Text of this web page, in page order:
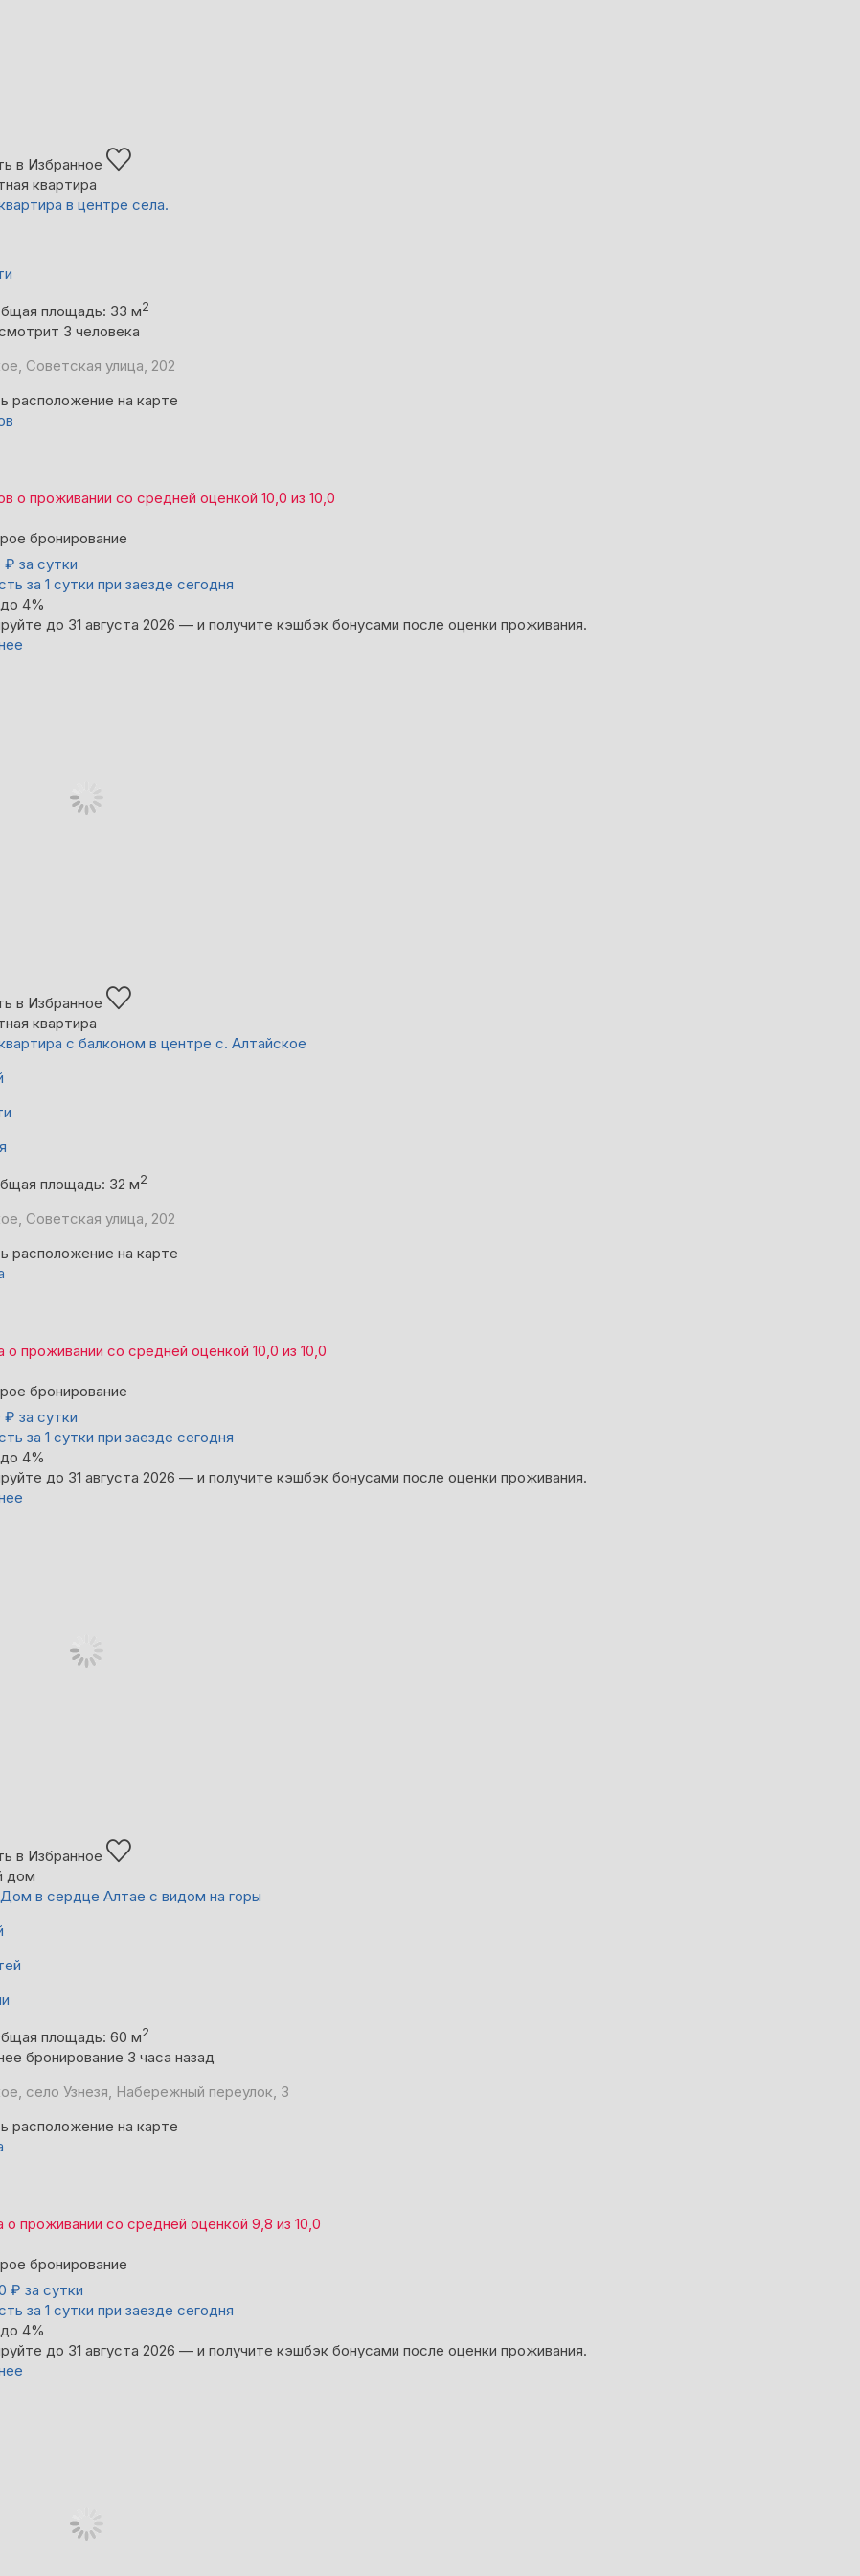
в Избранное
квартира
в центре села.
площадь: 33 м2
3 человека
Советская улица, 202
расположение на карте
о проживании со средней оценкой 10,0 из 10,0
бронирование
₽ за сутки
за 1 сутки при заезде сегодня
4%
до 31 августа 2026 — и получите кэшбэк бонусами после оценки проживания.
в Избранное
квартира
с балконом в центре с. Алтайское
площадь: 32 м2
Советская улица, 202
расположение на карте
о проживании со средней оценкой 10,0 из 10,0
бронирование
₽ за сутки
за 1 сутки при заезде сегодня
4%
до 31 августа 2026 — и получите кэшбэк бонусами после оценки проживания.
в Избранное
дом
в сердце Алтае с видом на горы
площадь: 60 м2
бронирование 3 часа назад
село Узнезя, Набережный переулок, 3
расположение на карте
о проживании со средней оценкой 9,8 из 10,0
бронирование
₽ за сутки
за 1 сутки при заезде сегодня
4%
до 31 августа 2026 — и получите кэшбэк бонусами после оценки проживания.